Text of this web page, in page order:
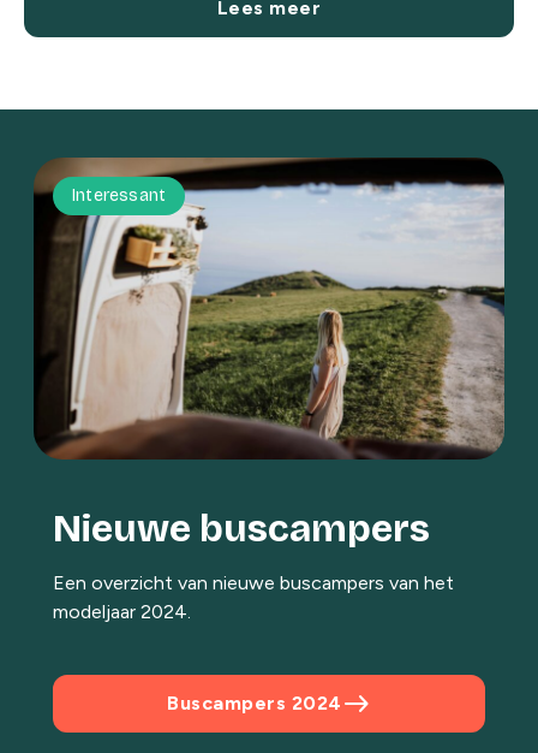
Lees meer
Interessant
Nieuwe buscampers
Een overzicht van nieuwe buscampers van het
modeljaar 2024.
east
Buscampers 2024